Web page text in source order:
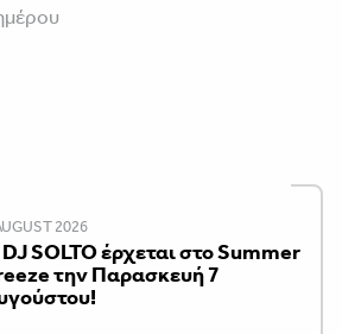
2026
SOLTO έρχεται στο Summer
την Παρασκευή 7